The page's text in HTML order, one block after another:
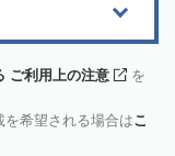
ご利用上の注意
を
を希望される場合はこ